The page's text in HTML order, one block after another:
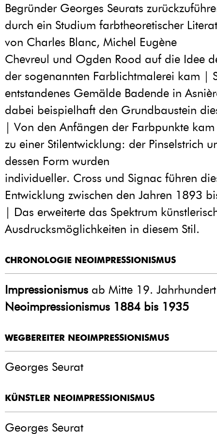
Begründer Georges Seurats
durch ein Studium farbtheoretischer
von Charles Blanc, Michel Eugène
Chevreul und Ogden Rood auf die Idee
der sogenannten Farblichtmalerei kam |
entstandenes Gemälde Badende in
dabei beispielhaft den Grundbaustein
| Von den Anfängen der Farbpunkte
zu einer Stilentwicklung: der Pinselstrich
dessen Form wurden
individueller. Cross und Signac führen
Entwicklung zwischen den Jahren 1893
| Das erweiterte das Spektrum
Ausdrucksmöglichkeiten in diesem Stil.
CHRONOLOGIE NEOIMPRESSIONISMUS
Impressionismus ab Mitte 19. Jahrhundert
Neoimpressionismus 1884 bis 1935
WEGBEREITER NEOIMPRESSIONISMUS
Georges Seurat
KÜNSTLER NEOIMPRESSIONISMUS
Georges Seurat